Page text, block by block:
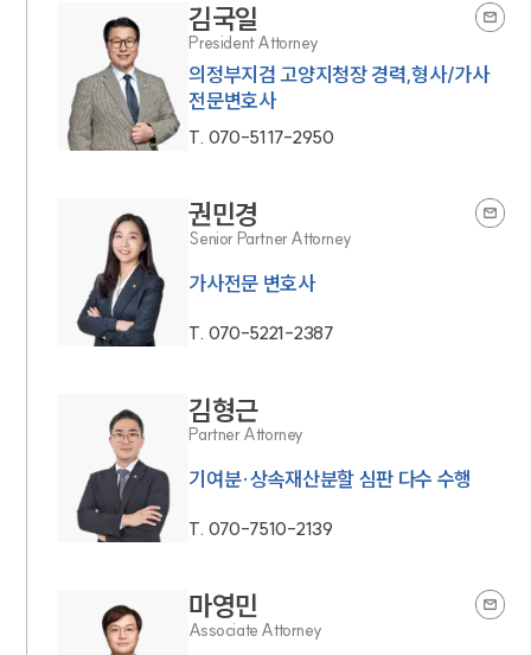
김국일
President Attorney
의정부지검 고양지청장 경력,형사/가사
전문변호사
T. 070-5117-2950
권민경
Senior Partner Attorney
가사전문 변호사
T. 070-5221-2387
김형근
Partner Attorney
기여분·상속재산분할 심판 다수 수행
T. 070-7510-2139
마영민
Associate Attorney